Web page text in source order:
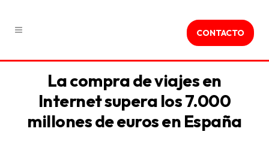
CONTACTO
La compra de viajes en
Internet supera los 7.000
millones de euros en España